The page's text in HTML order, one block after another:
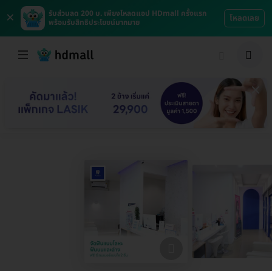
×
รับส่วนลด 200 บ. เพียงโหลดแอป HDmall ครั้งแรก
พร้อมรับสิทธิประโยชน์มากมาย
โหลดเลย